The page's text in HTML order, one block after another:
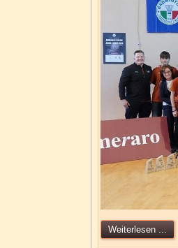
Weiterlesen ...